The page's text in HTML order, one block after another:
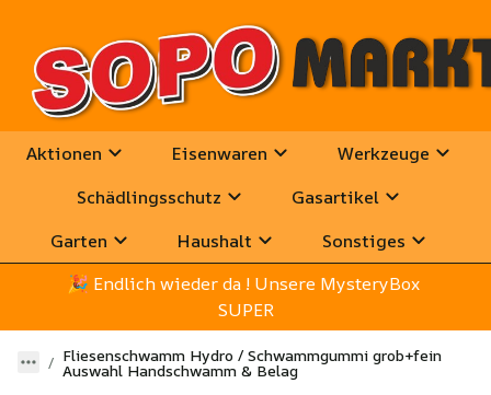
Aktionen Eisenwaren
Werkzeuge
Schädlingsschutz
Gasartikel
Garten
Haushalt
Sonstiges
🎉 Endlich wieder da ! Unsere MysteryBox
SUPER
Fliesenschwamm Hydro / Schwammgummi grob+fein
Auswahl Handschwamm & Belag